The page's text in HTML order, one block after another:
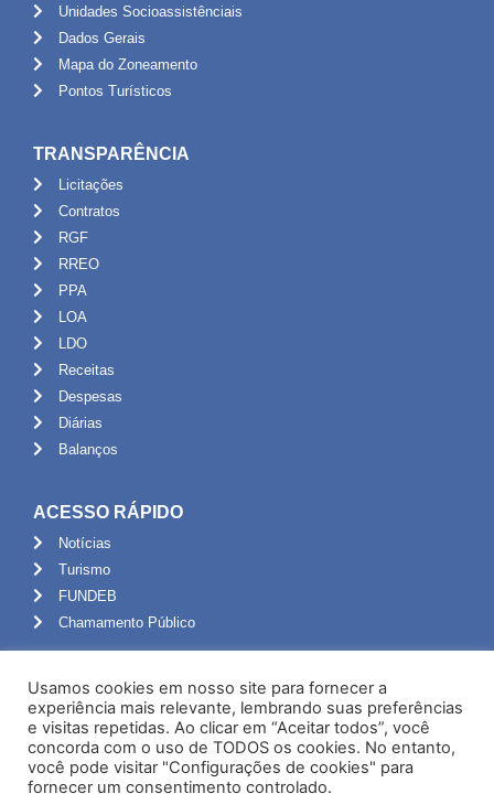
Unidades Socioassistênciais
Dados Gerais
Mapa do Zoneamento
Pontos Turísticos
TRANSPARÊNCIA
Licitações
Contratos
RGF
RREO
PPA
LOA
LDO
Receitas
Despesas
Diárias
Balanços
ACESSO RÁPIDO
Notícias
Turismo
FUNDEB
Chamamento Público
Portal do Servidor
Webmail
Administração
Usamos cookies em nosso site para fornecer a
experiência mais relevante, lembrando suas preferências
e visitas repetidas. Ao clicar em “Aceitar todos”, você
concorda com o uso de TODOS os cookies. No entanto,
você pode visitar "Configurações de cookies" para
fornecer um consentimento controlado.